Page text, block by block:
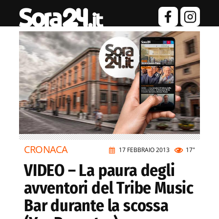
17 FEBBRAIO 2013 17"
CRONACA
VIDEO – La paura degli
avventori del Tribe Music
Bar durante la scossa